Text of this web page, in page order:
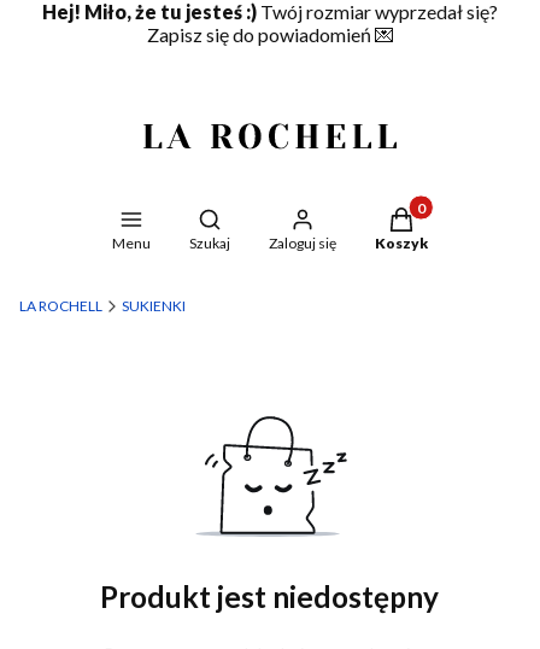
Hej! Miło, że tu jesteś :) Twój rozmiar wyprzedał się?
Zapisz się do powiadomień 💌
Menu
Otwórz wyszukiwarkę
Szukaj Zaloguj się
Produkty w
Koszyk
LA ROCHELL SUKIENKI
Produkt jest niedostępny